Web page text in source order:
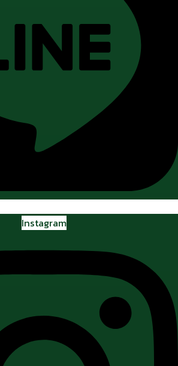
Instagram